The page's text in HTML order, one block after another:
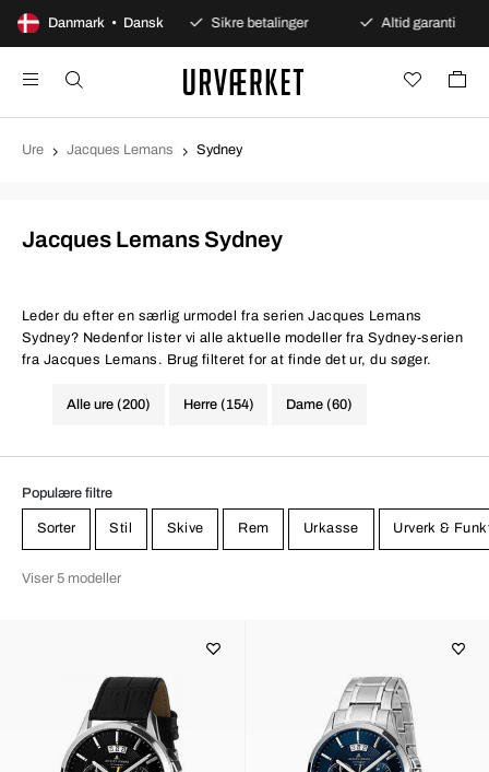
Danmark • Dansk
dages åbent køb Sikre betalinger Altid garanti
Ure Jacques Lemans Sydney
Jacques Lemans Sydney
Leder du efter en særlig urmodel fra serien Jacques Lemans
Sydney? Nedenfor lister vi alle aktuelle modeller fra Sydney-serien
fra Jacques Lemans. Brug filteret for at finde det ur, du søger.
Alle ure (200) Herre (154) Dame (60)
Populære filtre
Sorter Stil Skive Rem Urkasse Urverk &
Viser 5 modeller